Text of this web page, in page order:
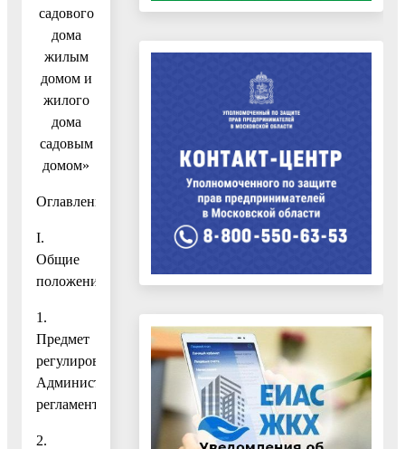
садового
дома
жилым
домом и
жилого
дома
садовым
домом»
Оглавление
I.
Общие
положения
1.
Предмет
регулирования
Административного
регламента
2.